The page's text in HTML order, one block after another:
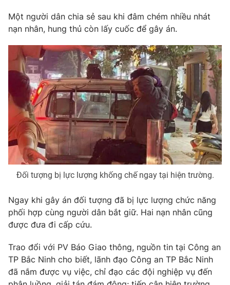
Chất lượng cuộc sống
Tuyển sinh
Học trực tuyến
Công nghệ
Hitech Công nghệ tương lai
Sản phẩm
Thị trường
Tư vấn
Giao lưu trực tuyến
Lịch phát sóng
Chuyên mục khác
Emagazine Podcast
Photo Infographic
Video Shorts video
VTV Money
VTV Sức khoẻ Bất động sản
Một người dân chia sẻ sau khi đâm chém nhiều nhát
nạn nhân, hung thủ còn lấy cuốc để gây án.
Đối tượng bị lực lượng khống chế ngay tại hiện trường.
Ngay khi gây án đối tượng đã bị lực lượng chức năng
phối hợp cùng người dân bắt giữ. Hai nạn nhân cũng
được đưa đi cấp cứu.
Trao đổi với PV Báo Giao thông, nguồn tin tại Công an
TP Bắc Ninh cho biết, lãnh đạo Công an TP Bắc Ninh
đã nắm được vụ việc, chỉ đạo các đội nghiệp vụ đến